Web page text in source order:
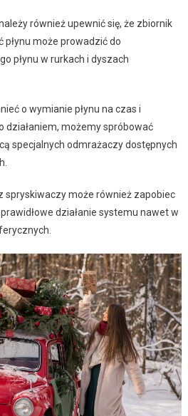
również upewnić się, że zbiornik
płynu może prowadzić do
płynu w rurkach i dyszach
o wymianie płynu na czas i
działaniem, możemy spróbować
specjalnych odmrażaczy dostępnych
spryskiwaczy może również zapobiec
działanie systemu nawet w